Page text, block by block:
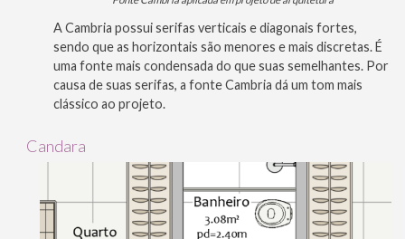
A Cambria possui serifas verticais e diagonais fortes,
sendo que as horizontais são menores e mais discretas. É
uma fonte mais condensada do que suas semelhantes. Por
causa de suas serifas, a fonte Cambria dá um tom mais
clássico ao projeto.
Candara